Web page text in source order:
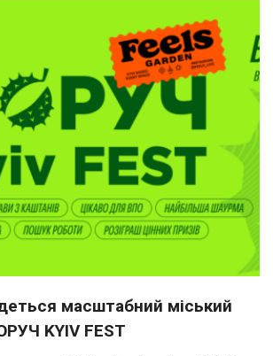
масштабний міський
KYIV FEST